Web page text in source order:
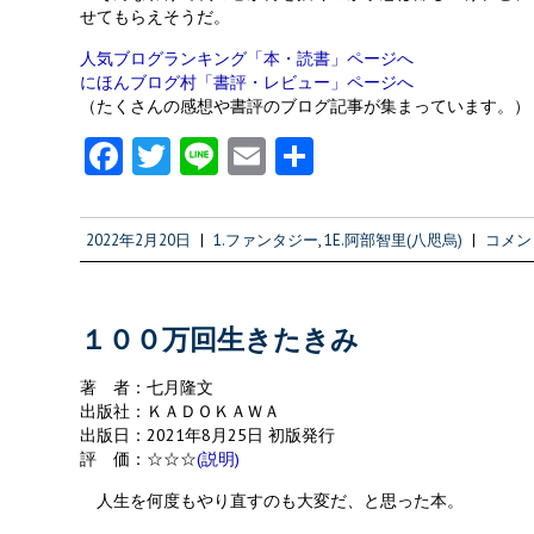
せてもらえそうだ。
人気ブログランキング「本・読書」ページへ
にほんブログ村「書評・レビュー」ページへ
（たくさんの感想や書評のブログ記事が集まっています。）
Fa
b
o
k
T
itt
er
Li
e
E
ai
l
2022年2月20日 | 1.ファンタジー,1E.阿部智里(八咫烏) | コメ
１００万回生きたきみ
著 者：七月隆文
出版社：ＫＡＤＯＫＡＷＡ
出版日：2021年8月25日 初版発行
評 価：☆☆☆(説明)
人生を何度もやり直すのも大変だ、と思った本。